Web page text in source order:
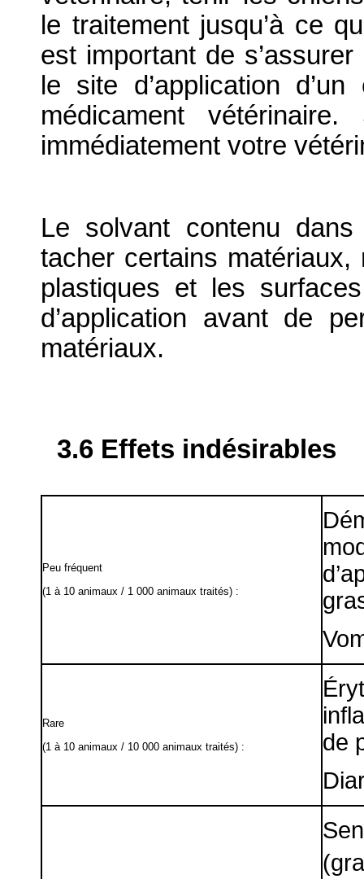
le traitement jusqu’à ce
est important de
le site d’application
médicament
immédiatement votre
Le solvant contenu
tacher certains
plastiques et les
d’application avant de
matériaux.
3.6 Effets indésirables
Peu fréquent
(1 à 10 animaux / 1 000 animaux traités) :
Rare
(1 à 10 animaux / 10 000 animaux traités) :
de